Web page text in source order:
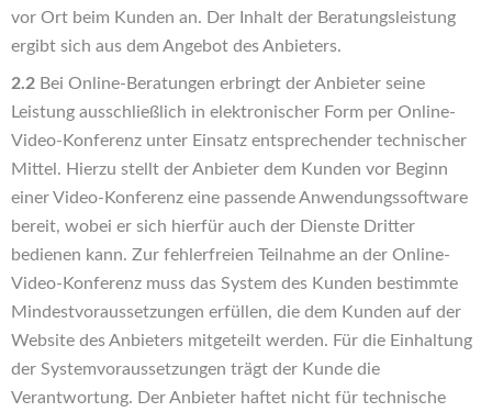
vor Ort beim Kunden an. Der Inhalt der Beratungsleistung
ergibt sich aus dem Angebot des Anbieters.
2.2 Bei Online-Beratungen erbringt der Anbieter seine
Leistung ausschließlich in elektronischer Form per Online-
Video-Konferenz unter Einsatz entsprechender technischer
Mittel. Hierzu stellt der Anbieter dem Kunden vor Beginn
einer Video-Konferenz eine passende Anwendungssoftware
bereit, wobei er sich hierfür auch der Dienste Dritter
bedienen kann. Zur fehlerfreien Teilnahme an der Online-
Video-Konferenz muss das System des Kunden bestimmte
Mindestvoraussetzungen erfüllen, die dem Kunden auf der
Website des Anbieters mitgeteilt werden. Für die Einhaltung
der Systemvoraussetzungen trägt der Kunde die
Verantwortung. Der Anbieter haftet nicht für technische